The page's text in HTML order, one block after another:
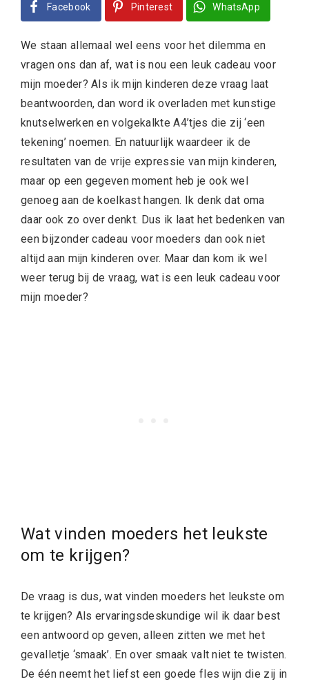
Facebook Pinterest WhatsApp
We staan allemaal wel eens voor het dilemma en
vragen ons dan af, wat is nou een leuk cadeau voor
mijn moeder? Als ik mijn kinderen deze vraag laat
beantwoorden, dan word ik overladen met kunstige
knutselwerken en volgekalkte A4’tjes die zij ‘een
tekening’ noemen. En natuurlijk waardeer ik de
resultaten van de vrije expressie van mijn kinderen,
maar op een gegeven moment heb je ook wel
genoeg aan de koelkast hangen. Ik denk dat oma
daar ook zo over denkt. Dus ik laat het bedenken van
een bijzonder cadeau voor moeders dan ook niet
altijd aan mijn kinderen over. Maar dan kom ik wel
weer terug bij de vraag, wat is een leuk cadeau voor
mijn moeder?
Wat vinden moeders het leukste
om te krijgen?
De vraag is dus, wat vinden moeders het leukste om
te krijgen? Als ervaringsdeskundige wil ik daar best
een antwoord op geven, alleen zitten we met het
gevalletje ‘smaak’. En over smaak valt niet te twisten.
De één neemt het liefst een goede fles wijn die zij in